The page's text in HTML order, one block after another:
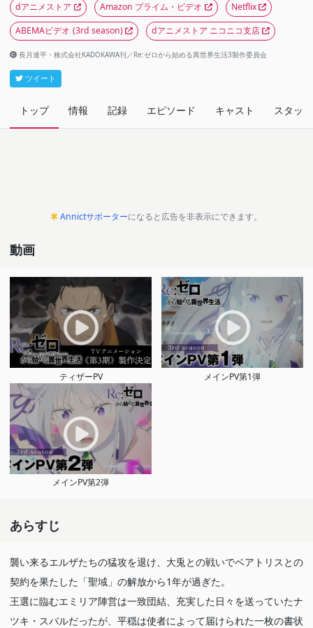
dアニメストア
Amazon プライム・ビデオ
Netflix
ABEMAビデオ (3rd season) dアニメストア ニコニコ支店
長月達平・株式会社KADOKAWA刊／Re:ゼロから始める異世界生活3製作委員会
ツイート
トップ 情報 記録 エピソード キャスト スタッフ
Annictサポーターになると広告を非表示にできます。
動画
ティザーPV メインPV第1弾
メインPV第2弾
あらすじ
襲い来るエルザたちの猛攻を退け、大兎との戦いでベアトリスとの
契約を果たした「聖域」の解放から1年が過ぎた。
王選に臨むエミリア陣営は一致団結、充実した日々を送っていたナ
ツキ・スバルだったが、平穏は使者によって届けられた一枚の書状